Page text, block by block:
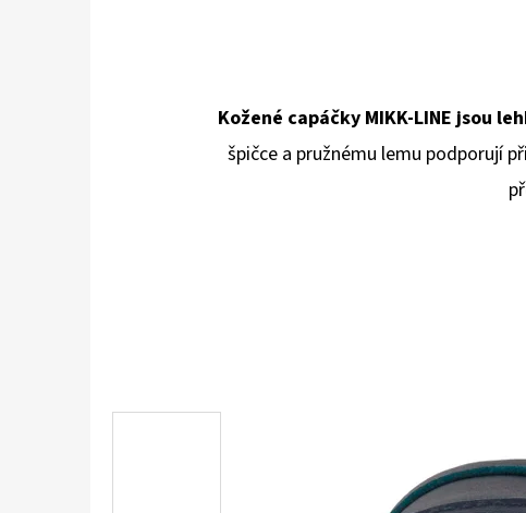
Kožené capáčky MIKK-LINE jsou
špičce a pružnému lemu podporují